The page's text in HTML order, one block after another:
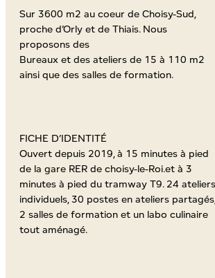
Sur 3600 m2 au coeur de Choisy-Sud,
proche d’Orly et de Thiais. Nous
proposons des
Bureaux et des ateliers de 15 à 110 m2
ainsi que des salles de formation.
FICHE D’IDENTITÉ
Ouvert depuis 2019, à 15 minutes à pied
de la gare RER de choisy-le-Roi.et à 3
minutes à pied du tramway T9. 24 ateliers
individuels, 30 postes en ateliers partagés,
2 salles de formation et un labo culinaire
tout aménagé.